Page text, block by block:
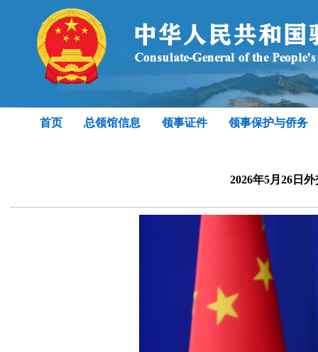
首页 总领馆信息 领事证件 领事保护与侨务
2026年5月26日